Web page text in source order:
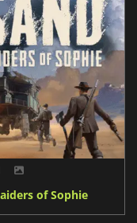
of Sophie